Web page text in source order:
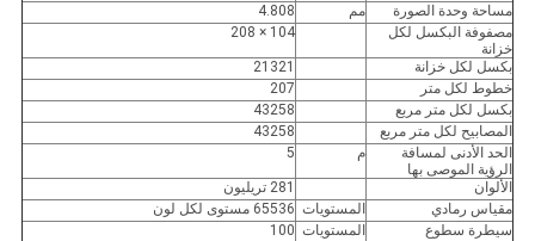
مساحة وحدة الصورة
مم
4.808
مصفوفة البكسل لكل
خزانة
104 × 208
بكسل لكل خزانة
21321
خطوط لكل متر
207
بكسل لكل متر مربع
43258
المصابيح لكل متر مربع
43258
الحد الأدنى لمسافة
الرؤية الموصى بها
م 5
الألوان
281 تريليون
مقياس رمادي
المستويات 65536 مستوى لكل لون
سيطرة سطوع
المستويات 100